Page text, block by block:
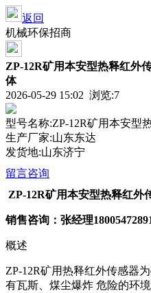
返回
机械环保招商
ZP-12R矿用本安型热释红外
体
2026-05-29 15:02 浏览:7
型号名称:ZP-12R矿用本安型
生产厂家:山东东达
发货地:山东济宁
留言咨询
ZP-12R矿用本安型热释红外
销售咨询：张经理
概述
ZP-12R矿用热释红外传感器
有瓦斯、煤尘爆炸 危险的环